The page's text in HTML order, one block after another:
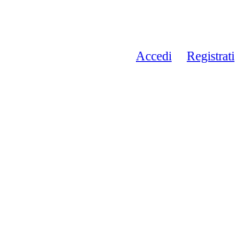
Accedi Registrati